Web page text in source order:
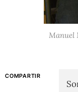
Manuel
COMPARTIR